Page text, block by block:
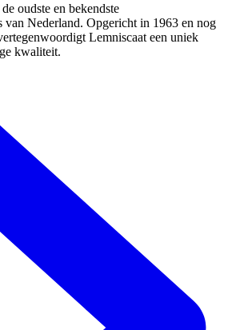
oudste en bekendste
van Nederland. Opgericht in 1963 en nog
Lemniscaat een uniek
kwaliteit.